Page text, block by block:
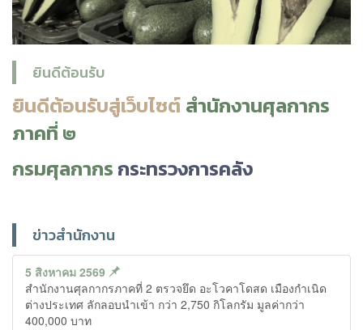
ยินดีต้อนรับ
ยินดีต้อนรับสู่เว็บไซต์ สำนักงานศุลกากร
ภาคที่ ๒
กรมศุลกากร กระทรวงการคลัง
ข่าวสำนักงาน
5 สิงหาคม 2569
สำนักงานศุลกากรภาคที่ 2 ตรวจยึด อะโวคาโดสด เมืองกำเนิด
ต่างประเทศ ลักลอบนำเข้า กว่า 2,750 กิโลกรัม มูลค่ากว่า
400,000 บาท